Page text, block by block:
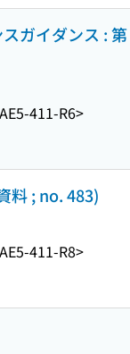
ガイダンス : 第
411-R6>
料 ; no. 483)
411-R8>